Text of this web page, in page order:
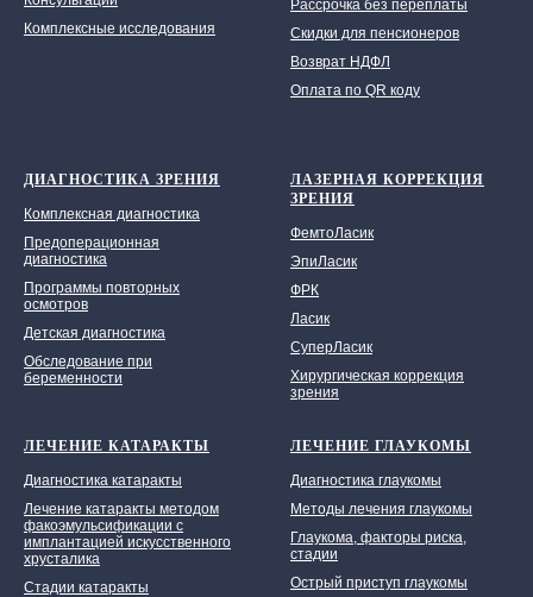
Комплексные исследования
Рассрочка без переплаты
Скидки для пенсионеров
Возврат НДФЛ
Оплата по QR коду
ДИАГНОСТИКА ЗРЕНИЯ
Комплексная диагностика
Предоперационная
диагностика
Программы повторных
осмотров
Детская диагностика
Обследование при
беременности
ЛАЗЕРНАЯ КОРРЕКЦИЯ
ЗРЕНИЯ
ФемтоЛасик
ЭпиЛасик
ФРК
Ласик
СуперЛасик
Хирургическая коррекция
зрения
ЛЕЧЕНИЕ КАТАРАКТЫ
Диагностика катаракты
Лечение катаракты методом
факоэмульсификации с
имплантацией искусственного
хрусталика
Стадии катаракты
ЛЕЧЕНИЕ ГЛАУКОМЫ
Диагностика глаукомы
Методы лечения глаукомы
Глаукома, факторы риска,
стадии
Острый приступ глаукомы